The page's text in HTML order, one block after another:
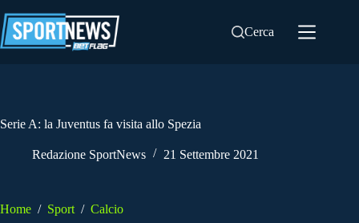
al
contenuto
Cerca
Serie A: la Juventus fa visita allo Spezia
Redazione SportNews 21 Settembre 2021
Home / Sport / Calcio